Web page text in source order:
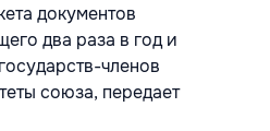
документов
два раза в год и
членов
союза, передает